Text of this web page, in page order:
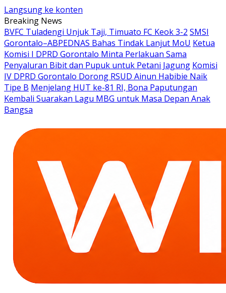
Langsung ke konten
Breaking News
BVFC Tuladengi Unjuk Taji, Timuato FC Keok 3-2 SMSI
Gorontalo–ABPEDNAS Bahas Tindak Lanjut MoU Ketua
Komisi I DPRD Gorontalo Minta Perlakuan Sama
Penyaluran Bibit dan Pupuk untuk Petani Jagung Komisi
IV DPRD Gorontalo Dorong RSUD Ainun Habibie Naik
Tipe B Menjelang HUT ke-81 RI, Bona Paputungan
Kembali Suarakan Lagu MBG untuk Masa Depan Anak
Bangsa